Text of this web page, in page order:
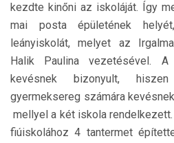
kezdte kinőni az iskoláját. Így
mai posta épületének
leányiskolát, melyet az
Halik Paulina vezetésével.
kevésnek bizonyult,
gyermeksereg számára
mellyel a két iskola
fiúiskolához 4 tantermet